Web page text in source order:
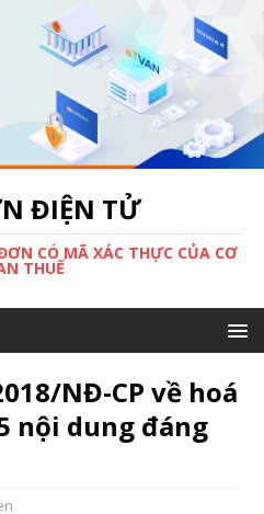
ĐIỆN TỬ
CÓ MÃ XÁC THỰC CỦA CƠ
THUẾ
NĐ-CP về hoá
nội dung đáng